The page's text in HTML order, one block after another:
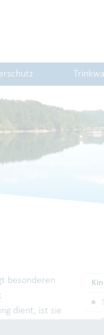
besonderen
dient, ist sie